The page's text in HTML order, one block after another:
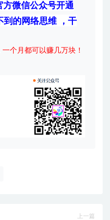
方微信公众号开通
到的网络思维 ，干
个月都可以赚几万块！
上一篇